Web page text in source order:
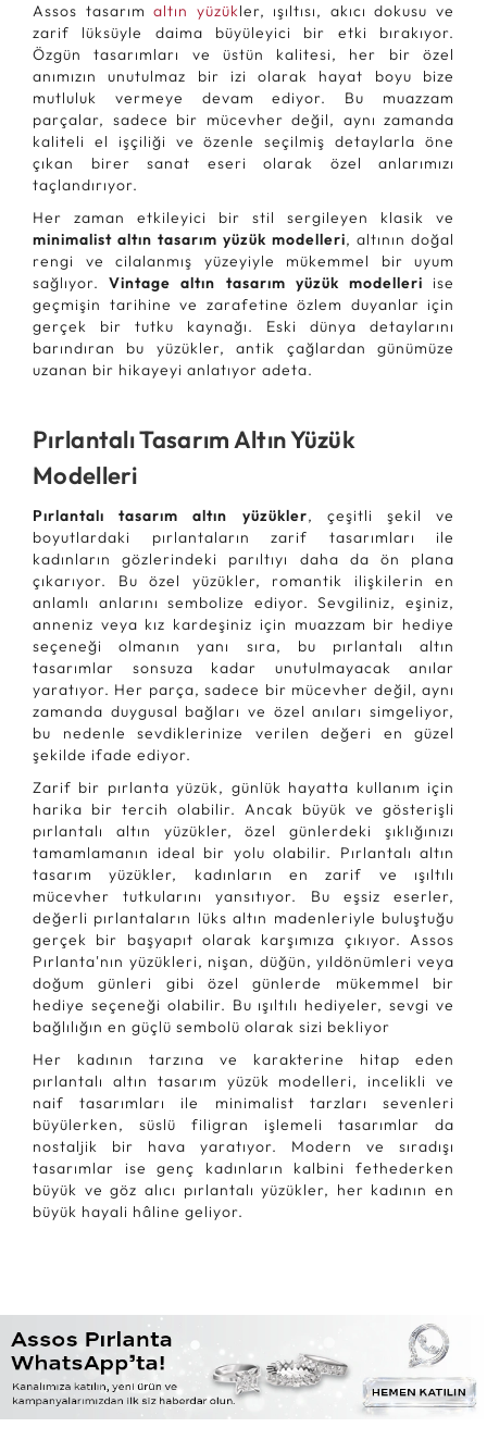
Assos tasarımaltın yüzükler, ışıltısı, akıcı dokusu ve
zarif lüksüyle daima büyüleyici bir etki bırakıyor.
Özgün tasarımları ve üstün kalitesi, her bir özel
anımızın unutulmaz bir izi olarak hayat boyu bize
mutluluk vermeye devam ediyor. Bu muazzam
parçalar, sadece bir mücevher değil, aynı zamanda
kaliteli el işçiliği ve özenle seçilmiş detaylarla öne
çıkan birer sanat eseri olarak özel anlarımızı
taçlandırıyor.
Her zaman etkileyici bir stil sergileyen klasik ve
minimalist altın tasarım yüzük modelleri, altının doğal
rengi ve cilalanmış yüzeyiyle mükemmel bir uyum
sağlıyor.Vintage altın tasarım yüzük modelleri ise
geçmişin tarihine ve zarafetine özlem duyanlar için
gerçek bir tutku kaynağı. Eski dünya detaylarını
barındıran bu yüzükler, antik çağlardan günümüze
uzanan bir hikayeyi anlatıyor adeta.
Pırlantalı Tasarım Altın Yüzük
Modelleri
Pırlantalı tasarım altın yüzükler, çeşitli şekil ve
boyutlardaki pırlantaların zarif tasarımları ile
kadınların gözlerindeki parıltıyı daha da ön plana
çıkarıyor. Bu özel yüzükler, romantik ilişkilerin en
anlamlı anlarını sembolize ediyor. Sevgiliniz, eşiniz,
anneniz veya kız kardeşiniz için muazzam bir hediye
seçeneği olmanın yanı sıra, bu pırlantalı altın
tasarımlar sonsuza kadar unutulmayacak anılar
yaratıyor. Her parça, sadece bir mücevher değil, aynı
zamanda duygusal bağları ve özel anıları simgeliyor,
bu nedenle sevdiklerinize verilen değeri en güzel
şekilde ifade ediyor.
Zarif bir pırlanta yüzük, günlük hayatta kullanım için
harika bir tercih olabilir. Ancak büyük ve gösterişli
pırlantalı altın yüzükler, özel günlerdeki şıklığınızı
tamamlamanın ideal bir yolu olabilir. Pırlantalı altın
tasarım yüzükler, kadınların en zarif ve ışıltılı
mücevher tutkularını yansıtıyor. Bu eşsiz eserler,
değerli pırlantaların lüks altın madenleriyle buluştuğu
gerçek bir başyapıt olarak karşımıza çıkıyor. Assos
Pırlanta'nın yüzükleri, nişan, düğün, yıldönümleri veya
doğum günleri gibi özel günlerde mükemmel bir
hediye seçeneği olabilir. Bu ışıltılı hediyeler, sevgi ve
bağlılığın en güçlü sembolü olarak sizi bekliyor
Her kadının tarzına ve karakterine hitap eden
pırlantalı altın tasarım yüzük modelleri, incelikli ve
naif tasarımları ile minimalist tarzları sevenleri
büyülerken, süslü filigran işlemeli tasarımlar da
nostaljik bir hava yaratıyor. Modern ve sıradışı
tasarımlar ise genç kadınların kalbini fethederken
büyük ve göz alıcı pırlantalı yüzükler, her kadının en
büyük hayali hâline geliyor.